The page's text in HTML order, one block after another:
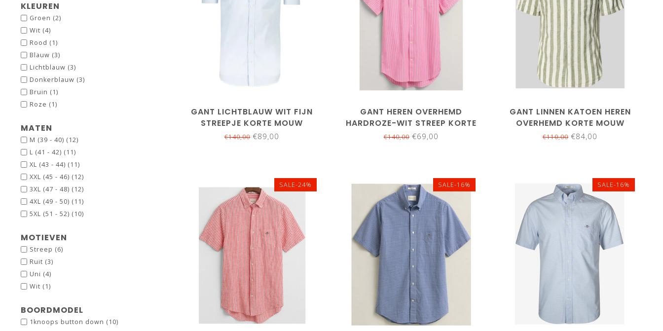
KLEUREN
Groen (2)
Wit (4)
Rood (1)
Blauw (3)
Lichtblauw (3)
Donkerblauw (3)
Bruin (1)
Roze (1)
MATEN
M (39 - 40) (12)
L (41 - 42) (11)
XL (43 - 44) (11)
XXL (45 - 46) (12)
3XL (47 - 48) (12)
4XL (49 - 50) (11)
5XL (51 - 52) (10)
MOTIEVEN
Streep (6)
Ruit (3)
Uni (4)
Wit (1)
BOORDMODEL
1knoops button down (10)
GANT LICHTBLAUW WIT FIJN
STREEPJE KORTE MOUW
€140,00€89,00
GANT HEREN OVERHEMD
HARDROZE-WIT STREEP KORTE
MOUW
€140,00€69,00
XL XXL 3XL
5XL
GANT LINNEN KATOEN HEREN
OVERHEMD KORTE MOUW
OLIJFGROEN-WIT BREDE STREEP
€110,00€84,00
SALE-24%
5XL
SALE-16%
XL XXL 3XL
5XL
SALE-16%
XXL 3XL
5XL